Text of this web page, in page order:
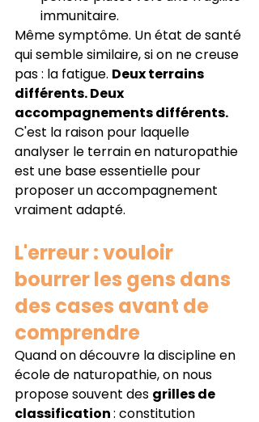
immunitaire.
Même symptôme. Un état de santé
qui semble similaire, si on ne creuse
pas : la fatigue. Deux terrains
différents. Deux
accompagnements différents.
C'est la raison pour laquelle
analyser le terrain en naturopathie
est une base essentielle pour
proposer un accompagnement
vraiment adapté.
L'erreur : vouloir
bourrer les gens dans
des cases avant de
comprendre
Quand on découvre la discipline en
école de naturopathie, on nous
propose souvent des grilles de
classification : constitution